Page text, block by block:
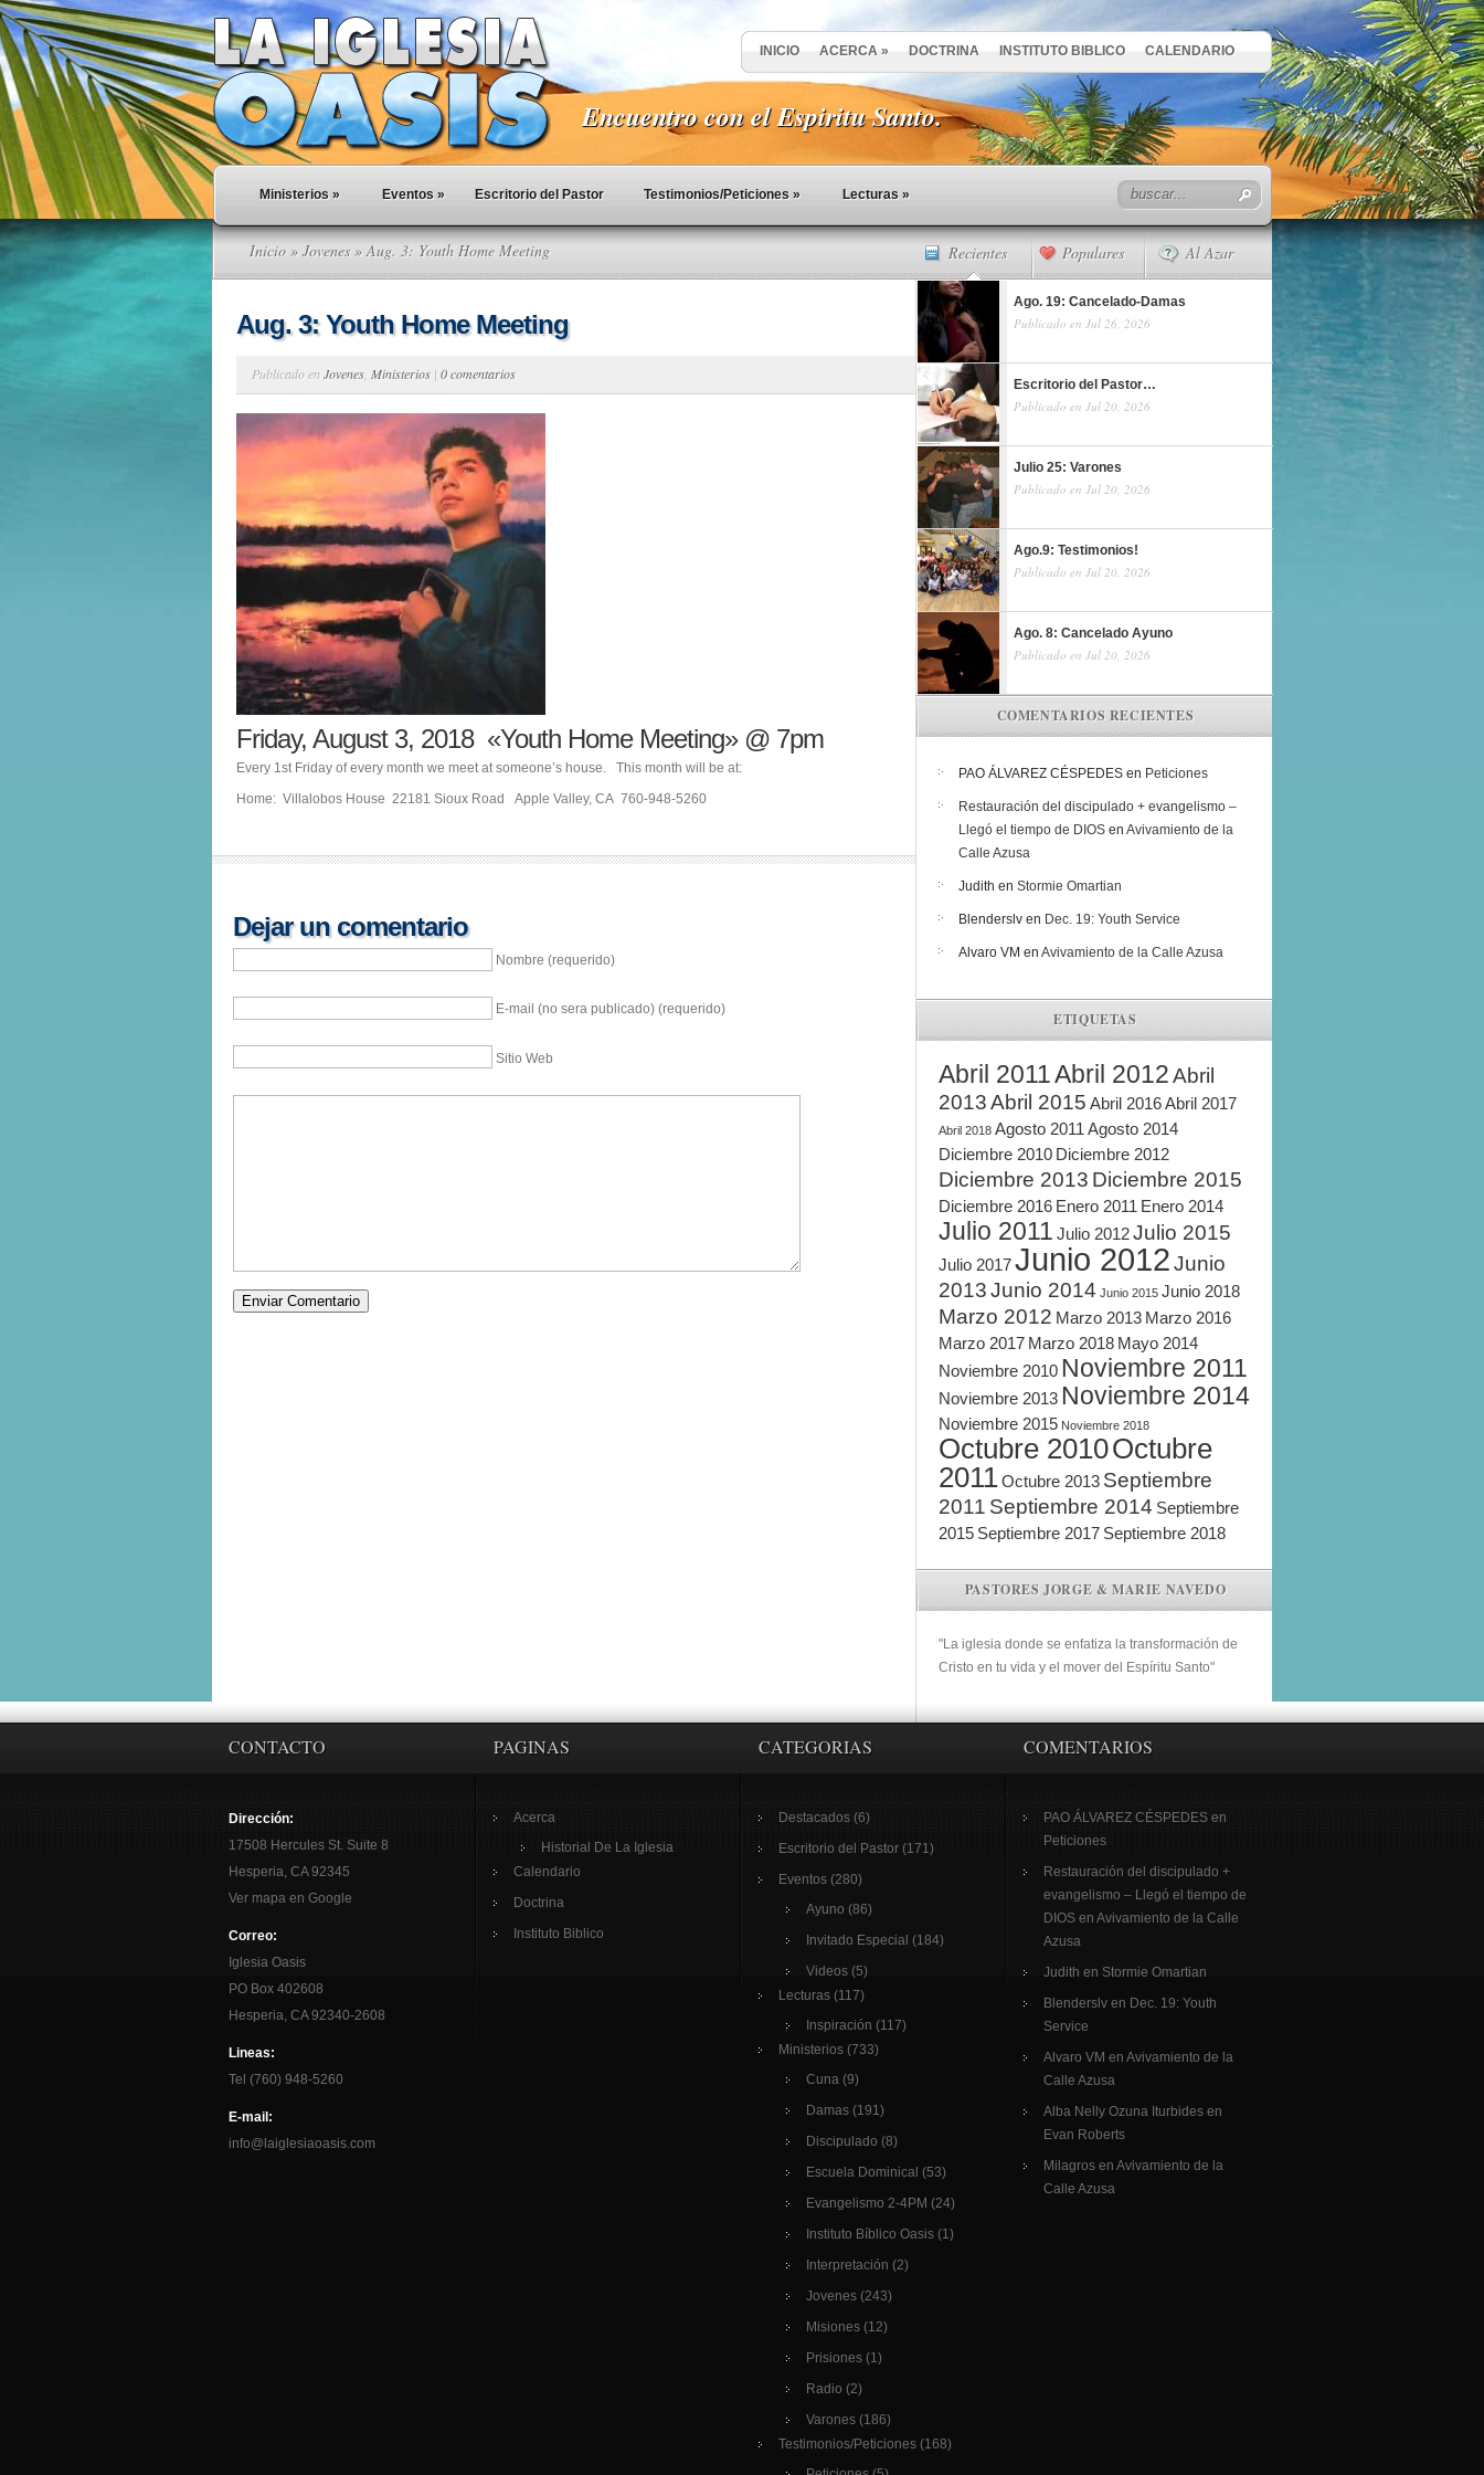
INICIO ACERCA » DOCTRINA INSTITUTO BIBLICO CALENDARIO
Encuentro con el Espiritu Santo.
Ministerios » Eventos » Escritorio del Pastor Testimonios/Peticiones » Lecturas »
Inicio » Jovenes» Aug. 3: Youth Home Meeting
Aug. 3: Youth Home Meeting
Publicado en Jovenes Ministerios | 0 comentarios
Friday, August 3, 2018 «Youth Home Meeting» @ 7pm
Every 1st Friday of every month we meet at someone’s house. This month will be at:
Home: Villalobos House 22181 Sioux Road Apple Valley, CA 760-948-5260
Dejar un comentario
Nombre (requerido)
E-mail (no sera publicado) (requerido)
Sitio Web
Recientes Populares Al Azar
Ago. 19: Cancelado-Damas
Publicado en Jul 26, 2026
Escritorio del Pastor…
Publicado en Jul 20, 2026
Julio 25: Varones
Publicado en Jul 20, 2026
Ago.9: Testimonios!
Publicado en Jul 20, 2026
Ago. 8: Cancelado Ayuno
Publicado en Jul 20, 2026
COMENTARIOS RECIENTES
PAO ÁLVAREZ CÉSPEDES en Peticiones
Restauración del discipulado + evangelismo –
Llegó el tiempo de DIOS en Avivamiento de la
Calle Azusa
Judith en Stormie Omartian
Blenderslv en Dec. 19: Youth Service
Alvaro VM en Avivamiento de la Calle Azusa
ETIQUETAS
Abril 2011Abril 2012Abril
2013Abril 2015 Abril 2016Abril 2017
Abril 2018 Agosto 2011 Agosto 2014
Diciembre 2010 Diciembre 2012
Diciembre 2013 Diciembre 2015
Diciembre 2016 Enero 2011 Enero 2014
Julio 2011 Julio 2012Julio 2015
Julio 2017Junio 2012Junio
2013Junio 2014 Junio 2015 Junio 2018
Marzo 2012 Marzo 2013 Marzo 2016
Marzo 2017 Marzo 2018 Mayo 2014
Noviembre 2010 Noviembre 2011
Noviembre 2013 Noviembre 2014
Noviembre 2015 Noviembre 2018
Octubre 2010Octubre
2011Octubre 2013 Septiembre
2011 Septiembre 2014 Septiembre
2015 Septiembre 2017 Septiembre 2018
PASTORES JORGE & MARIE NAVEDO
"La iglesia donde se enfatiza la transformación de
Cristo en tu vida y el mover del Espíritu Santo"
CONTACTO
Dirección:
17508 Hercules St. Suite 8
Hesperia, CA 92345
Ver mapa en Google
Correo:
Iglesia Oasis
PO Box 402608
Hesperia, CA 92340-2608
Lineas:
Tel (760) 948-5260
E-mail:
info@laiglesiaoasis.com
PAGINAS
Acerca
Historial De La Iglesia
Calendario
Doctrina
Instituto Biblico
CATEGORIAS
Destacados (6)
Escritorio del Pastor (171)
Eventos (280)
Ayuno (86)
Invitado Especial (184)
Videos (5)
Lecturas (117)
Inspiración (117)
Ministerios (733)
Cuna (9)
Damas (191)
Discipulado (8)
Escuela Dominical (53)
Evangelismo 2-4PM (24)
Instituto Bíblico Oasis (1)
Interpretación (2)
Jovenes (243)
Misiones (12)
Prisiones (1)
Radio (2)
Varones (186)
Testimonios/Peticiones (168)
COMENTARIOS
PAO ÁLVAREZ CÉSPEDES en
Peticiones
Restauración del discipulado +
evangelismo – Llegó el tiempo de
DIOS en Avivamiento de la Calle
Azusa
Judith en Stormie Omartian
Blenderslv en Dec. 19: Youth
Service
Alvaro VM en Avivamiento de la
Calle Azusa
Alba Nelly Ozuna Iturbides en
Evan Roberts
Milagros en Avivamiento de la
Calle Azusa